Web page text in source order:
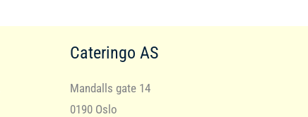
Cateringo AS
Mandalls gate 14
0190 Oslo